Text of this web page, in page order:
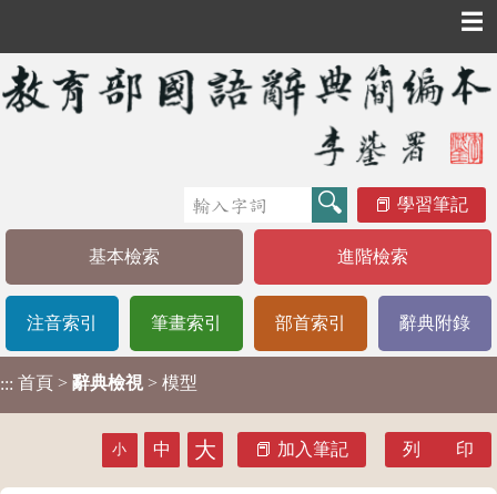
☰
學習筆記
基本檢索 進階檢索
注音索引 筆畫索引 部首索引 辭典附錄
::: 首頁 > 辭典檢視 > 模型
小 中 大 加入筆記 列 印